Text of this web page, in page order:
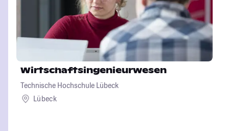
Wirtschaftsingenieurwesen
Technische Hochschule Lübeck
Lübeck